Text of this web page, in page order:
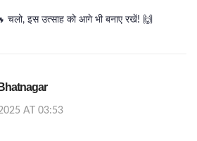
चलो, इस उत्साह को आगे भी बनाए रखें! 🙌
AT 03:53